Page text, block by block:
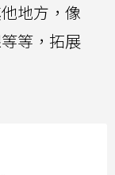
地方，像
等，拓展